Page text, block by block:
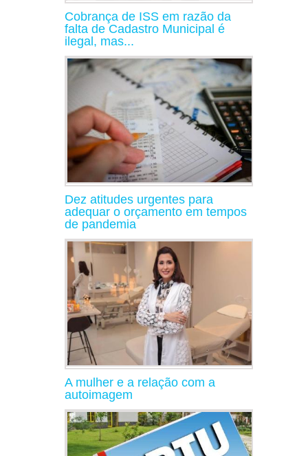
Cobrança de ISS em razão da
falta de Cadastro Municipal é
ilegal, mas...
Dez atitudes urgentes para
adequar o orçamento em tempos
de pandemia
A mulher e a relação com a
autoimagem